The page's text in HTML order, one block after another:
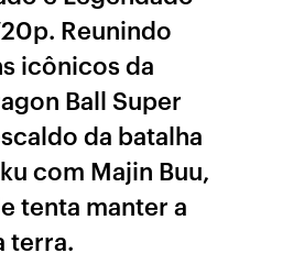
Reunindo
icônicos da
Ball Super
da batalha
com Majin Buu,
tenta manter a
terra.